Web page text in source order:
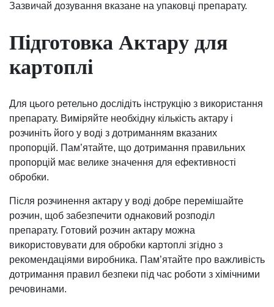
Зазвичай дозування вказане на упаковці препарату.
Підготовка Актару для
картоплі
Для цього ретельно дослідіть інструкцію з використання
препарату. Виміряйте необхідну кількість актару і
розчиніть його у воді з дотриманням вказаних
пропорцій. Пам’ятайте, що дотримання правильних
пропорцій має велике значення для ефективності
обробки.
Після розчинення актару у воді добре перемішайте
розчин, щоб забезпечити однаковий розподіл
препарату. Готовий розчин актару можна
використовувати для обробки картоплі згідно з
рекомендаціями виробника. Пам’ятайте про важливість
дотримання правил безпеки під час роботи з хімічними
речовинами.